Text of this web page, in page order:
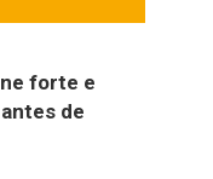
forte e
de